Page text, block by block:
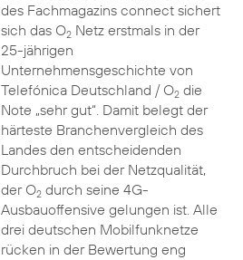
des Fachmagazins connect sichert
sich das O2Netz erstmals in der
25-jährigen
Unternehmensgeschichte von
Telefónica Deutschland / O2die
Note „sehr gut“. Damit belegt der
härteste Branchenvergleich des
Landes den entscheidenden
Durchbruch bei der Netzqualität,
der O2durch seine 4G-
Ausbauoffensive gelungen ist. Alle
drei deutschen Mobilfunknetze
rücken in der Bewertung eng